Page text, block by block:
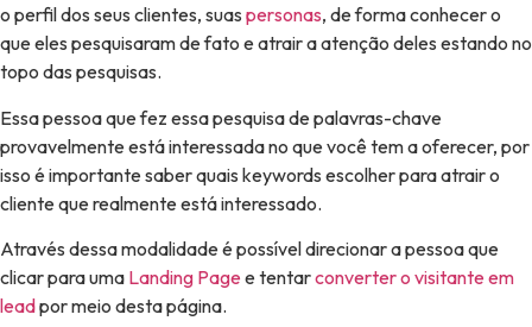
o perfil dos seus clientes, suas personas, de forma conhecer o
que eles pesquisaram de fato e atrair a atenção deles estando no
topo das pesquisas.
Essa pessoa que fez essa pesquisa de palavras-chave
provavelmente está interessada no que você tem a oferecer, por
isso é importante saber quais keywords escolher para atrair o
cliente que realmente está interessado.
Através dessa modalidade é possível direcionar a pessoa que
clicar para uma Landing Pagee tentarconverter o visitante em
leadpor meio desta página.